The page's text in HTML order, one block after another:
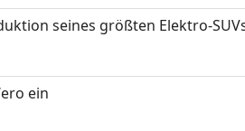
seines größten Elektro-
ein